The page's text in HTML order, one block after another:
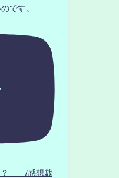
です。
？ /感想戯